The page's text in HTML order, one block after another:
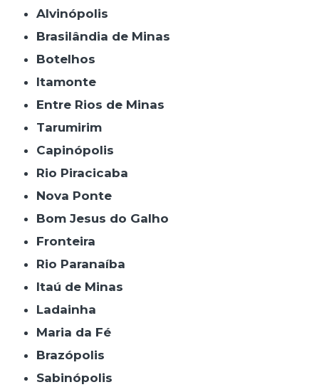
Alvinópolis
Brasilândia de Minas
Botelhos
Itamonte
Entre Rios de Minas
Tarumirim
Capinópolis
Rio Piracicaba
Nova Ponte
Bom Jesus do Galho
Fronteira
Rio Paranaíba
Itaú de Minas
Ladainha
Maria da Fé
Brazópolis
Sabinópolis